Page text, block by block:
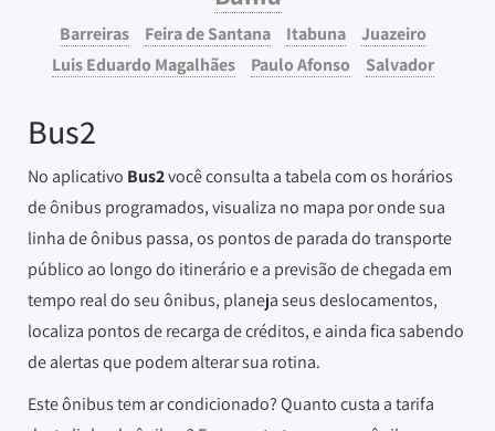
Barreiras Feira de Santana Itabuna
Juazeiro
Luis Eduardo Magalhães
Paulo Afonso Salvador
Bus2
No aplicativo Bus2você consulta a tabela com os horários
de ônibus programados, visualiza no mapa por onde sua
linha de ônibus passa, os pontos de parada do transporte
público ao longo do itinerário e a previsão de chegada em
tempo real do seu ônibus, planeja seus deslocamentos,
localiza pontos de recarga de créditos, e ainda fica sabendo
de alertas que podem alterar sua rotina.
Este ônibus tem ar condicionado? Quanto custa a tarifa